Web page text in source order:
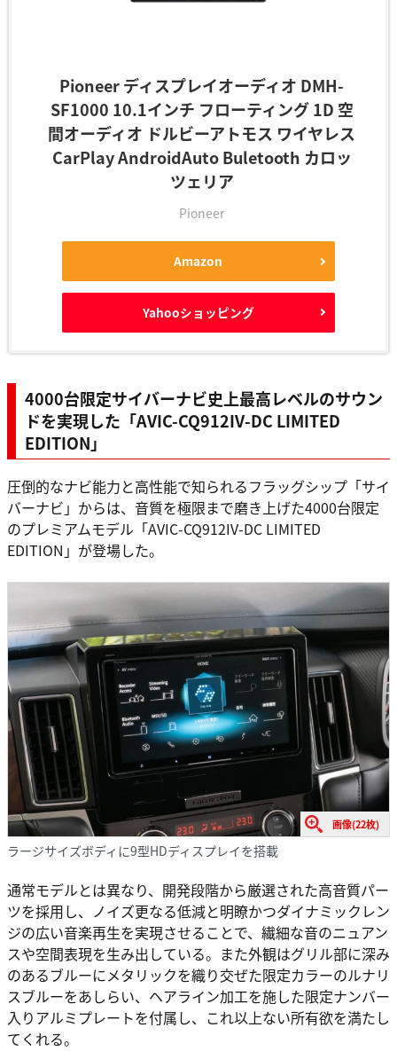
Pioneer ディスプレイオーディオ DMH-
SF1000 10.1インチ フローティング 1D 空
間オーディオ ドルビーアトモス ワイヤレス
CarPlay AndroidAuto Buletooth カロッ
ツェリア
Pioneer
Amazon
Yahooショッピング
4000台限定サイバーナビ史上最高レベルのサウン
ドを実現した「AVIC-CQ912IV-DC LIMITED
EDITION」
圧倒的なナビ能力と高性能で知られるフラッグシップ「サイ
バーナビ」からは、音質を極限まで磨き上げた4000台限定
のプレミアムモデル「AVIC-CQ912IV-DC LIMITED
EDITION」が登場した。
画像(22枚)
ラージサイズボディに9型HDディスプレイを搭載
通常モデルとは異なり、開発段階から厳選された高音質パー
ツを採用し、ノイズ更なる低減と明瞭かつダイナミックレン
ジの広い音楽再生を実現させることで、繊細な音のニュアン
スや空間表現を生み出している。また外観はグリル部に深み
のあるブルーにメタリックを織り交ぜた限定カラーのルナリ
スブルーをあしらい、ヘアライン加工を施した限定ナンバー
入りアルミプレートを付属し、これ以上ない所有欲を満たし
てくれる。